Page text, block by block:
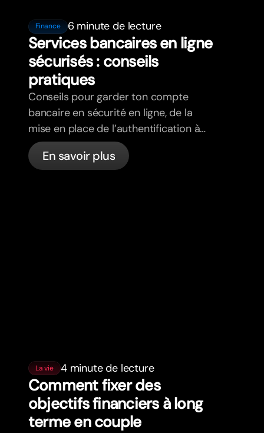
Finance 6 minute de lecture
Services bancaires en ligne
sécurisés : conseils
pratiques
Conseils pour garder ton compte
bancaire en sécurité en ligne, de la
mise en place de l’authentification à
deux facteurs à la détection du
phishing, en passant par le contrôle de
En savoir plus
La vie 4 minute de lecture
Comment fixer des
objectifs financiers à long
terme en couple